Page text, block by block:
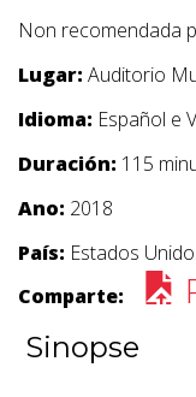
Non recomendada
Lugar: Auditorio
Idioma: Español e
Duración: 115
Ano: 2018
País: Estados
Comparte:
Sinopse